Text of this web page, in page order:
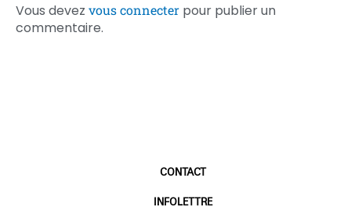
Vous devez vous connecter pour publier un
commentaire.
CONTACT
INFOLETTRE